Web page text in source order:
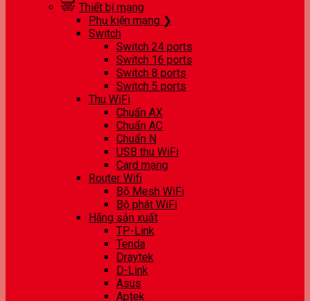
Thiết bị mạng
Phụ kiện mạng ❯
Switch
Switch 24 ports
Switch 16 ports
Switch 8 ports
Switch 5 ports
Thu WiFi
Chuẩn AX
Chuẩn AC
Chuẩn N
USB thu WiFi
Card mạng
Router Wifi
Bộ Mesh WiFi
Bộ phát WiFi
Hãng sản xuất
TP-Link
Tenda
Draytek
D-Link
Asus
Aptek